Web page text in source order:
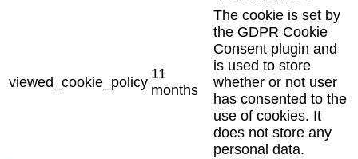
viewed_cookie_policy
11
months
The cookie is set by
the GDPR Cookie
Consent plugin and
is used to store
whether or not user
has consented to the
use of cookies. It
does not store any
personal data.